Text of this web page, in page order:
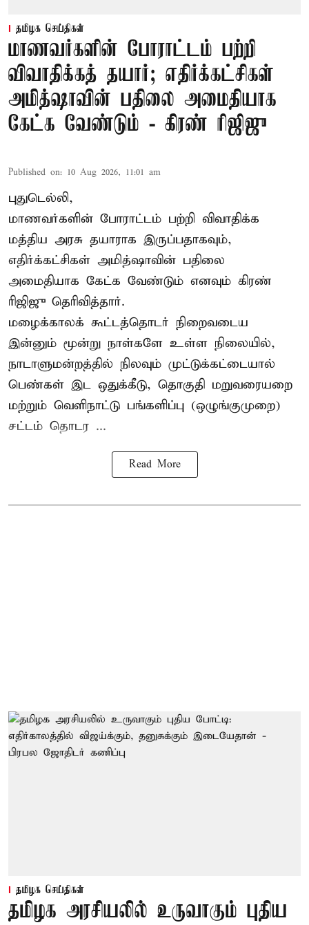
தமிழக செய்திகள்
மாணவர்களின் போராட்டம் பற்றி
விவாதிக்கத் தயார்; எதிர்க்கட்சிகள்
அமித்ஷாவின் பதிலை அமைதியாக
கேட்க வேண்டும் - கிரண் ரிஜிஜு
Published on: 10 Aug 2026, 11:01 am
புதுடெல்லி,
மாணவர்களின் போராட்டம் பற்றி விவாதிக்க
மத்திய அரசு தயாராக இருப்பதாகவும்,
எதிர்க்கட்சிகள் அமித்ஷாவின் பதிலை
அமைதியாக கேட்க வேண்டும் எனவும் கிரண்
ரிஜிஜு தெரிவித்தார்.
மழைக்காலக் கூட்டத்தொடர் நிறைவடைய
இன்னும் மூன்று நாள்களே உள்ள நிலையில்,
நாடாளுமன்றத்தில் நிலவும் முட்டுக்கட்டையால்
பெண்கள் இட ஒதுக்கீடு, தொகுதி மறுவரையறை
மற்றும் வெளிநாட்டு பங்களிப்பு (ஒழுங்குமுறை)
சட்டம் தொடர ...
Read More
தமிழக செய்திகள்
தமிழக அரசியலில் உருவாகும் புதிய